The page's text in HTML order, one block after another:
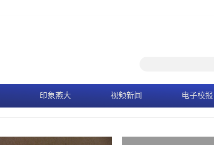
印象燕大 视频新闻 电子校报